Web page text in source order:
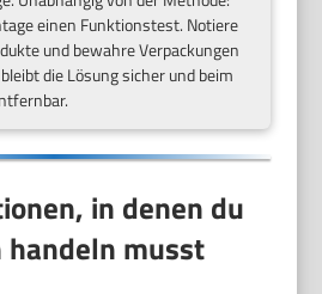
einen Funktionstest. Notiere
und bewahre Verpackungen
die Lösung sicher und beim
in denen du
handeln musst